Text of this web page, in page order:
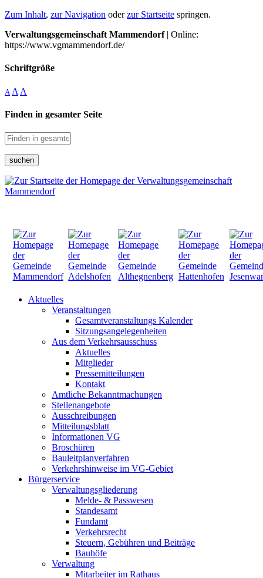
Zum Inhalt, zur Navigation oderzur Startseite springen.
Verwaltungsgemeinschaft Mammendorf| Online:
https://www.vgmammendorf.de/
Schriftgröße
A A A
Finden in gesamter Seite
suchen
Aktuelles
Veranstaltungen
Gesamtveranstaltungs Kalender
Sitzungsangelegenheiten
Aus dem Verkehrsausschuss
Aktuelles
Mitglieder
Pressemitteilungen
Kontakt
Amtliche Bekanntmachungen
Stellenangebote
Ausschreibungen
Mitteilungsblatt
Informationen VG
Broschüren
Bauleitplanverfahren
Verkehrshinweise im VG-Gebiet
Bürgerservice
Verwaltungsgliederung
Melde- & Passwesen
Standesamt
Fundamt
Verkehrsrecht
Steuern, Gebühren und Beiträge
Bauhöfe
Verwaltung
Mitarbeiter im Rathaus